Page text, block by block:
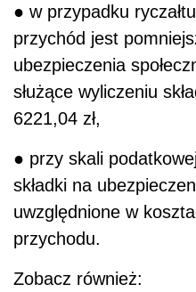
● w przypadku
przychód jest
ubezpieczenia
służące wyliczeniu
6221,04 zł,
● przy skali
składki na
uwzględnione w
przychodu.
Zobacz również: